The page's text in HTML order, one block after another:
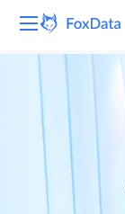
产品
解决方案